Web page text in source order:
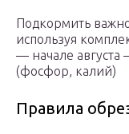
Подкормить
используя
— начале
(фосфор, калий)
Правила